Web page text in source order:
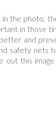
the photo,
in those
and
safety nets
out this